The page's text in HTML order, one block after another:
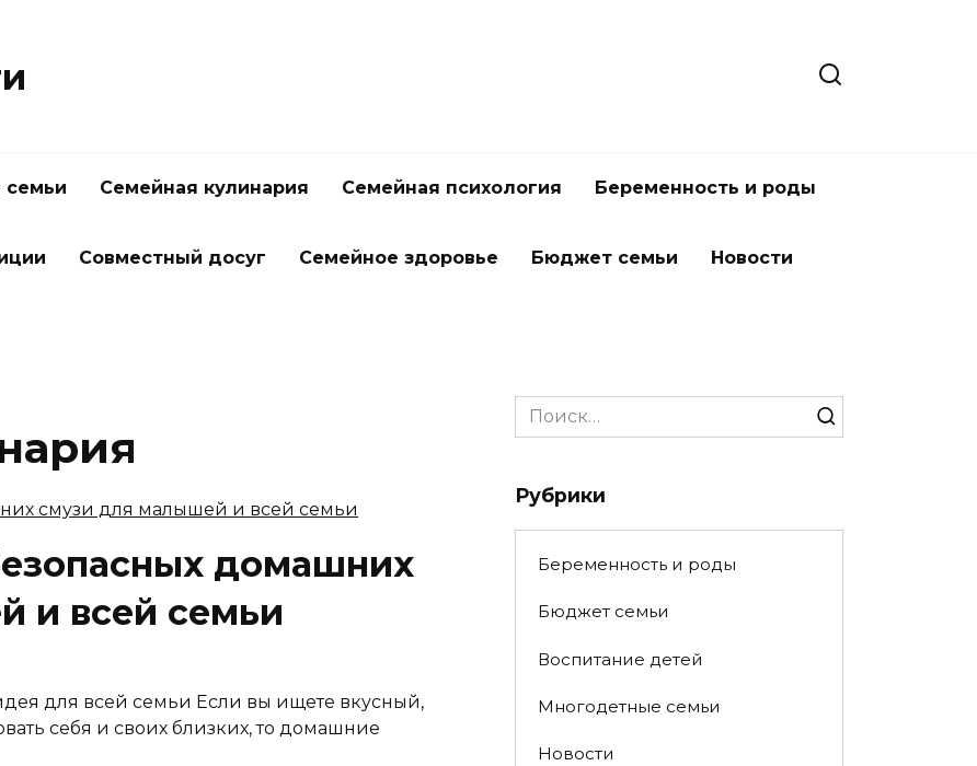
Семейная кулинария Семейная психология Беременность и роды
Совместный досуг Семейное здоровье Бюджет семьи Новости
домашних
и всей семьи
для всей семьи Если вы ищете вкусный,
себя и своих близких, то домашние
Search
for:
Рубрики
Беременность и роды
Бюджет семьи
Воспитание детей
Многодетные семьи
Новости